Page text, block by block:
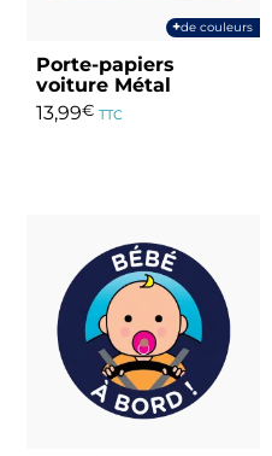
+de couleurs
Porte-papiers
voiture Métal
13,99€ TTC
variations.
options
peuvent
être
choisies